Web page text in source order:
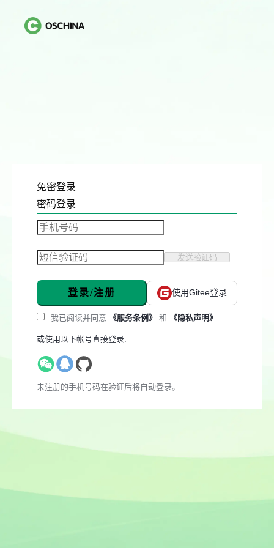
免密登录
密码登录
发送验证码
登录/注册 使用Gitee登录
我已阅读并同意 《服务条例》 和 《隐私声明》
或使用以下帐号直接登录:
未注册的手机号码在验证后将自动登录。